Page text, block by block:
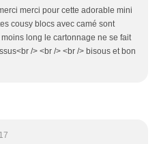
merci pour cette adorable mini
cousy blocs avec camé sont
long le cartonnage ne se fait
/> <br /> <br /> bisous et bon